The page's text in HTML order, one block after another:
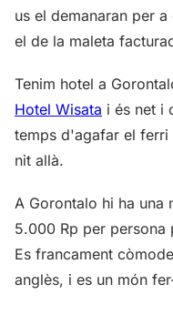
us el demanaran per
el de la maleta
Tenim hotel a
Hotel Wisata i és net i
temps d'agafar el ferri
nit allà.
A Gorontalo hi ha una
5.000 Rp per
Es francament
anglès, i es un món